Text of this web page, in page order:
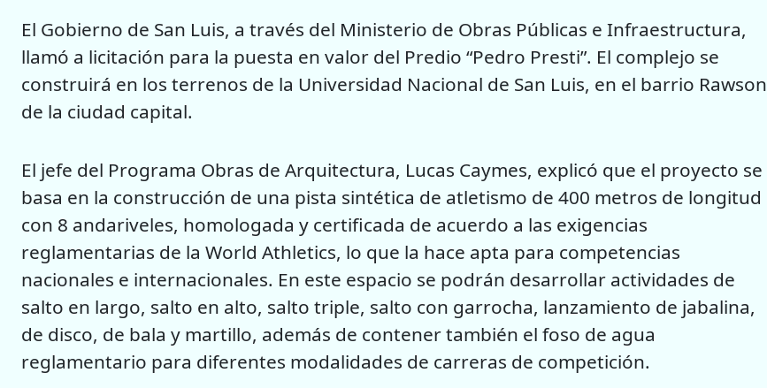
El Gobierno de San Luis, a través del Ministerio de Obras Públicas e Infraestructura,
llamó a licitación para la puesta en valor del Predio “Pedro Presti”. El complejo se
construirá en los terrenos de la Universidad Nacional de San Luis, en el barrio Rawson
de la ciudad capital.
El jefe del Programa Obras de Arquitectura, Lucas Caymes, explicó que el proyecto se
basa en la construcción de una pista sintética de atletismo de 400 metros de longitud
con 8 andariveles, homologada y certificada de acuerdo a las exigencias
reglamentarias de la World Athletics, lo que la hace apta para competencias
nacionales e internacionales. En este espacio se podrán desarrollar actividades de
salto en largo, salto en alto, salto triple, salto con garrocha, lanzamiento de jabalina,
de disco, de bala y martillo, además de contener también el foso de agua
reglamentario para diferentes modalidades de carreras de competición.